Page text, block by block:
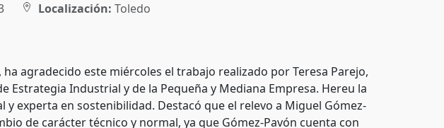
Localización: Toledo
agradecido este miércoles el trabajo realizado por Teresa Parejo,
Industrial y de la Pequeña y Mediana Empresa. Hereu la
experta en sostenibilidad. Destacó que el relevo a Miguel Gómez-
de carácter técnico y normal, ya que Gómez-Pavón cuenta con